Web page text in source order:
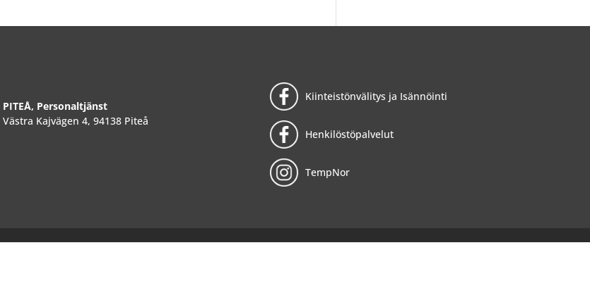
PITEÅ, Personaltjänst
Västra Kajvägen 4, 94138 Piteå
Kiinteistönvälitys ja Isännöinti
Henkilöstöpalvelut
TempNor